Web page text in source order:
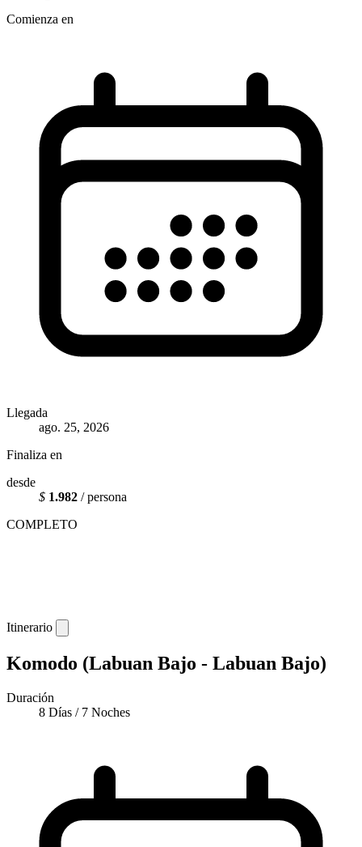
Comienza en
Llegada
ago. 25, 2026
Finaliza en
desde
$ 1.982 / persona
COMPLETO
Itinerario
Komodo (Labuan Bajo - Labuan Bajo)
Duración
8 Días / 7 Noches